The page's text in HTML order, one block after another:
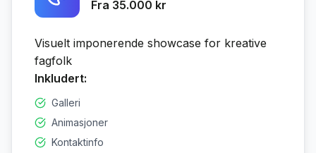
Fra 35.000 kr
Visuelt imponerende showcase for kreative
fagfolk
Inkludert:
Galleri
Animasjoner
Kontaktinfo